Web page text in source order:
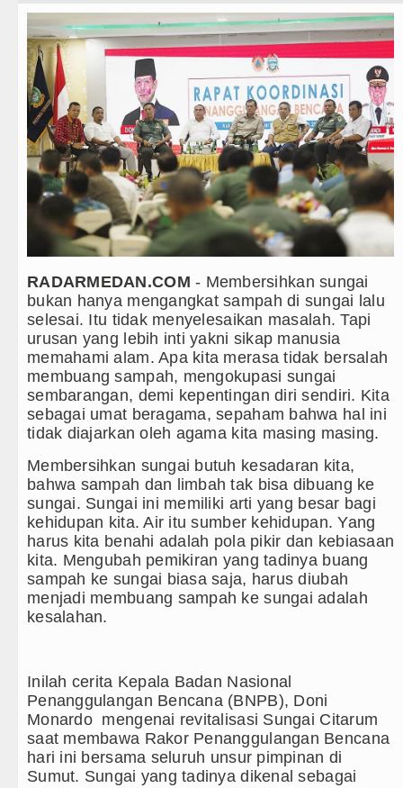
Internasional
Wisata
TIPS dan TRIK
+ Lainnya
Video
Kesehatan
Siraman Rohani
Bikin Resah Warga, 22 Motor Berknalpot Brong
Akses Jalan ke Pemandian Air Panas Doulu Diblokir
Dayang Nan Tujuh Menggetarkan Gedung Kesenian
Transnusa Resmikan Penerbangan Langsung Rute
Juventus vs Palermo Laga Persahabatan di Perth
Arsenal Juara Emirates Cup Menang Adu Penalti
Liverpool Ditekuk Monaco pada Laga Persahabatan
Manchester City Bangkit untuk Tumbangkan Atletico
Bobby Nasution Siapkan Beasiswa Perkuat SDM
Kasus Penutupan Gereja Lapor Polisi, Jemaat
Bikin Resah Warga, 22 Motor Berknalpot Brong
Akses Jalan ke Pemandian Air Panas Doulu Diblokir
Dayang Nan Tujuh Menggetarkan Gedung Kesenian
Transnusa Resmikan Penerbangan Langsung Rute
Juventus vs Palermo Laga Persahabatan di Perth
Arsenal Juara Emirates Cup Menang Adu Penalti
Liverpool Ditekuk Monaco pada Laga Persahabatan
Bobby Nasution Siapkan Beasiswa Perkuat SDM
Kasus Penutupan Gereja Lapor Polisi, Jemaat
Bikin Resah Warga, 22 Motor Berknalpot Brong
RADARMEDAN.COM - Membersihkan sungai
bukan hanya mengangkat sampah di sungai lalu
selesai. Itu tidak menyelesaikan masalah. Tapi
urusan yang lebih inti yakni sikap manusia
memahami alam. Apa kita merasa tidak bersalah
membuang sampah, mengokupasi sungai
sembarangan, demi kepentingan diri sendiri. Kita
sebagai umat beragama, sepaham bahwa hal ini
tidak diajarkan oleh agama kita masing masing.
Membersihkan sungai butuh kesadaran kita,
bahwa sampah dan limbah tak bisa dibuang ke
sungai. Sungai ini memiliki arti yang besar bagi
kehidupan kita. Air itu sumber kehidupan. Yang
harus kita benahi adalah pola pikir dan kebiasaan
kita. Mengubah pemikiran yang tadinya buang
sampah ke sungai biasa saja, harus diubah
menjadi membuang sampah ke sungai adalah
kesalahan.
Inilah cerita Kepala Badan Nasional
Penanggulangan Bencana (BNPB), Doni
Monardo mengenai revitalisasi Sungai Citarum
saat membawa Rakor Penanggulangan Bencana
hari ini bersama seluruh unsur pimpinan di
Sumut. Sungai yang tadinya dikenal sebagai